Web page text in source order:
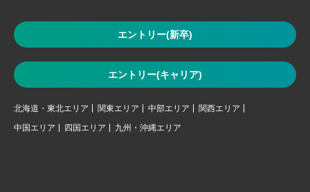
エントリー(新卒)
エントリー(キャリア)
北海道・東北エリア 関東エリア 中部エリア
関西エリア
中国エリア
四国エリア 九州・沖縄エリア